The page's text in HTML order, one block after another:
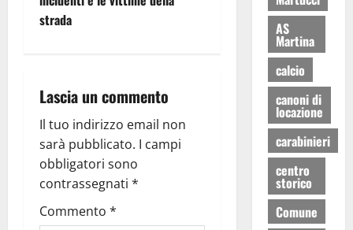
strada
Lascia un commento
Il tuo indirizzo email non
sarà pubblicato. I campi
obbligatori sono
contrassegnati *
Commento *
AS
Martina
calcio
canoni di
locazione
carabinieri
centro
storico
Comune